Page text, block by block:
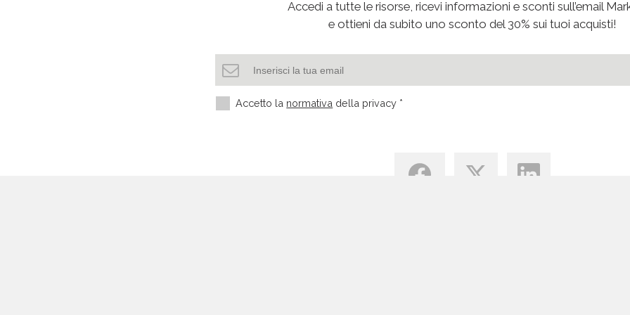
Accedi a tutte le risorse, ricevi informazioni e sconti sull’email
e ottieni da subito uno sconto del 30% sui tuoi acquisti!
Accetto la normativa della privacy *